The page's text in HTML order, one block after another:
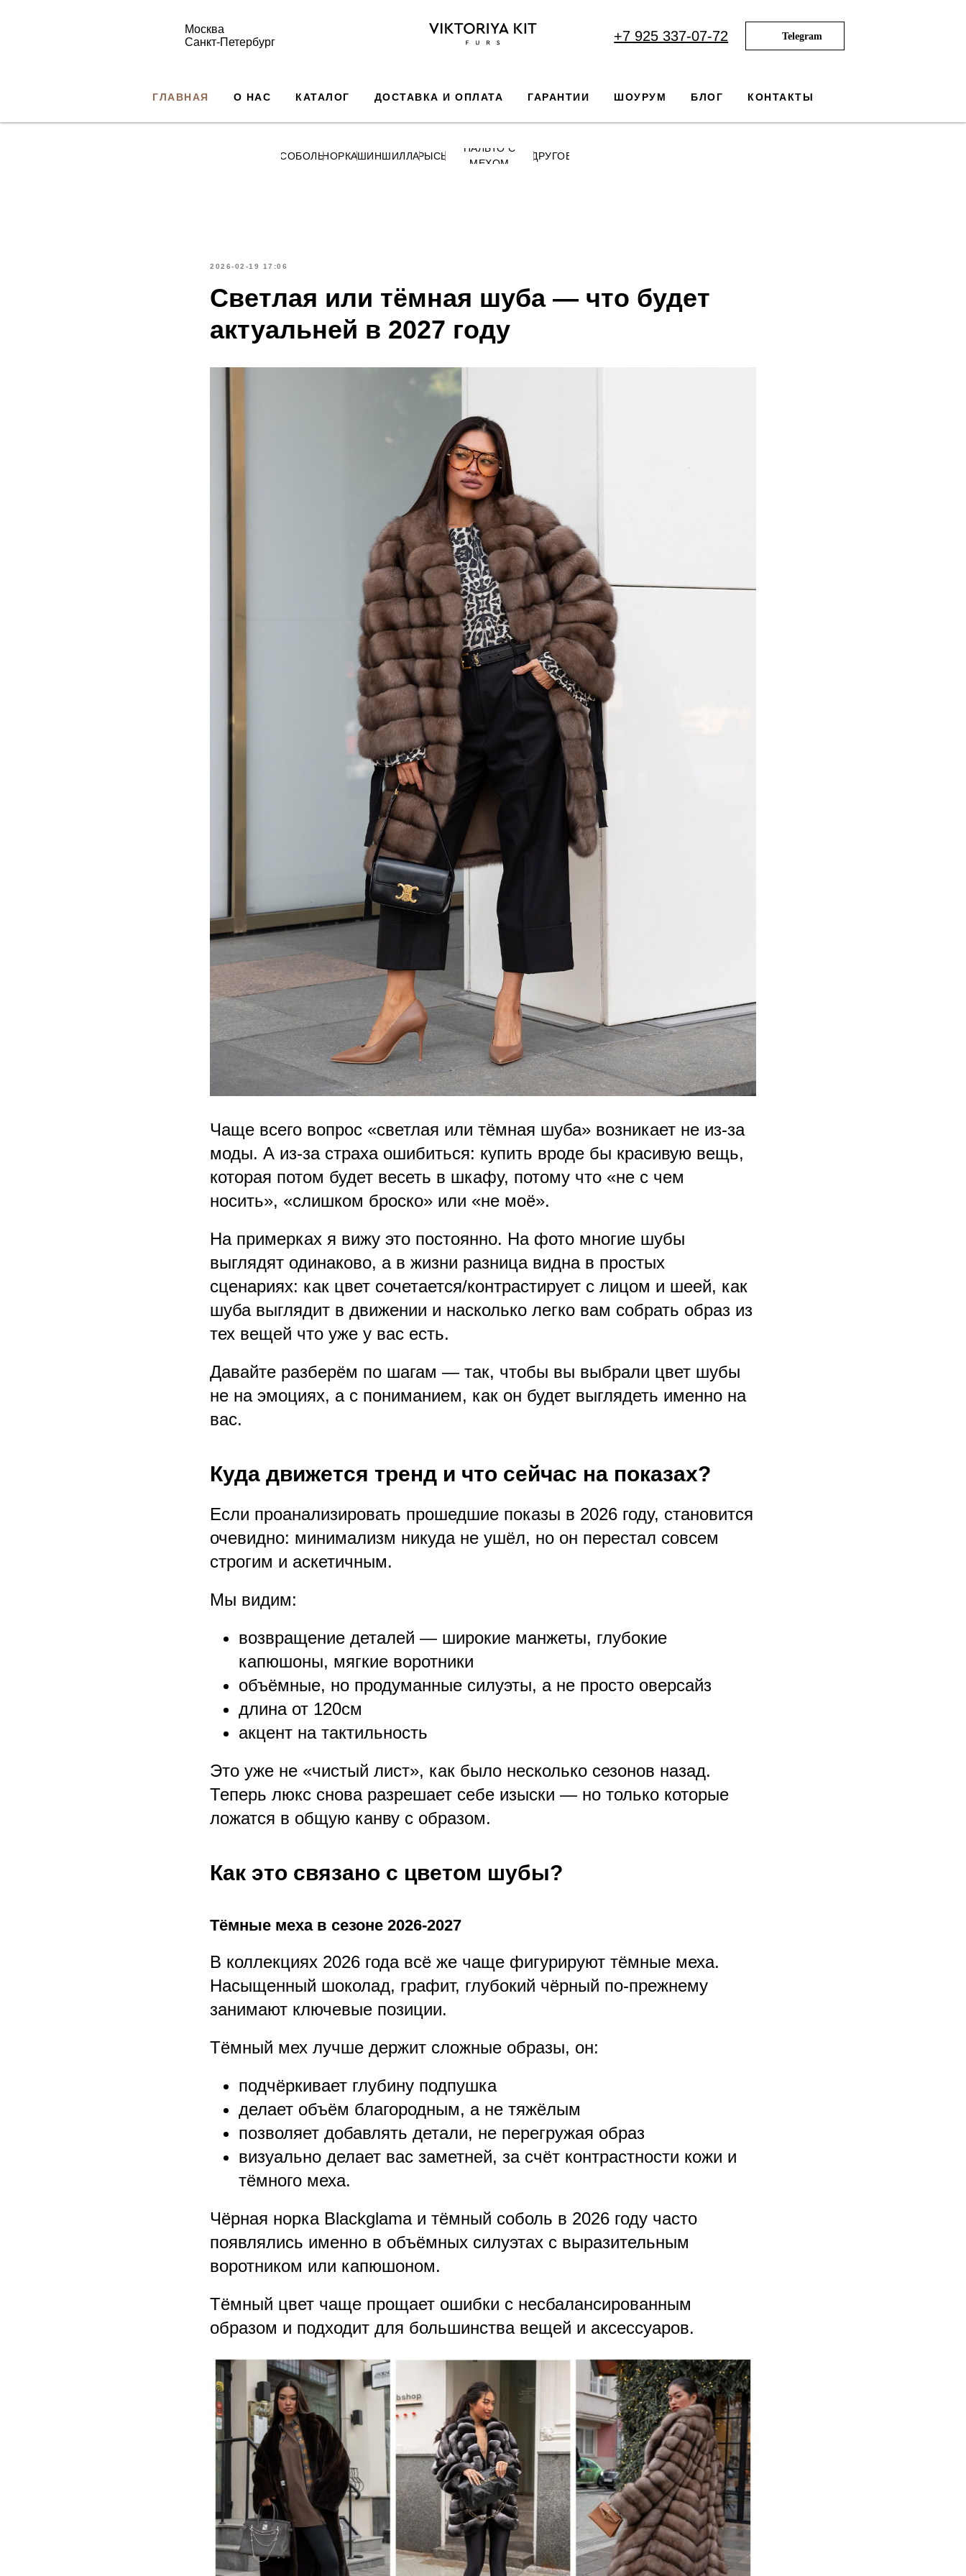
Москва
Санкт-Петербург
+7 925 337-07-72 Telegram
ГЛАВНАЯ О НАС КАТАЛОГ ДОСТАВКА И ОПЛАТА ГАРАНТИИ ШОУРУМ БЛОГ КОНТАКТЫ
СОБОЛЬНОРКАШИНШИЛЛАРЫСЬ
ПАЛЬТО С
МЕХОМ
ДРУГОЕ
2026-02-19 17:06
Светлая или тёмная шуба — что будет
актуальней в 2027 году
Чаще всего вопрос «светлая или тёмная шуба» возникает не из-за
моды. А из-за страха ошибиться: купить вроде бы красивую вещь,
которая потом будет весеть в шкафу, потому что «не с чем
носить», «слишком броско» или «не моё».
На примерках я вижу это постоянно. На фото многие шубы
выглядят одинаково, а в жизни разница видна в простых
сценариях: как цвет сочетается/контрастирует с лицом и шеей, как
шуба выглядит в движении и насколько легко вам собрать образ из
тех вещей что уже у вас есть.
Давайте разберём по шагам — так, чтобы вы выбрали цвет шубы
не на эмоциях, а с пониманием, как он будет выглядеть именно на
вас.
Куда движется тренд и что сейчас на показах?
Если проанализировать прошедшие показы в 2026 году, становится
очевидно: минимализм никуда не ушёл, но он перестал совсем
строгим и аскетичным.
Мы видим:
возвращение деталей — широкие манжеты, глубокие
капюшоны, мягкие воротники
объёмные, но продуманные силуэты, а не просто оверсайз
длина от 120см
акцент на тактильность
Это уже не «чистый лист», как было несколько сезонов назад.
Теперь люкс снова разрешает себе изыски — но только которые
ложатся в общую канву с образом.
Как это связано с цветом шубы?
Тёмные меха в сезоне 2026-2027
В коллекциях 2026 года всё же чаще фигурируют тёмные меха.
Насыщенный шоколад, графит, глубокий чёрный по-прежнему
занимают ключевые позиции.
Тёмный мех лучше держит сложные образы, он:
подчёркивает глубину подпушка
делает объём благородным, а не тяжёлым
позволяет добавлять детали, не перегружая образ
визуально делает вас заметней, за счёт контрастности кожи и
тёмного меха.
Чёрная норка Blackglama и тёмный соболь в 2026 году часто
появлялись именно в объёмных силуэтах с выразительным
воротником или капюшоном.
Тёмный цвет чаще прощает ошибки с несбалансированным
образом и подходит для большинства вещей и аксессуаров.